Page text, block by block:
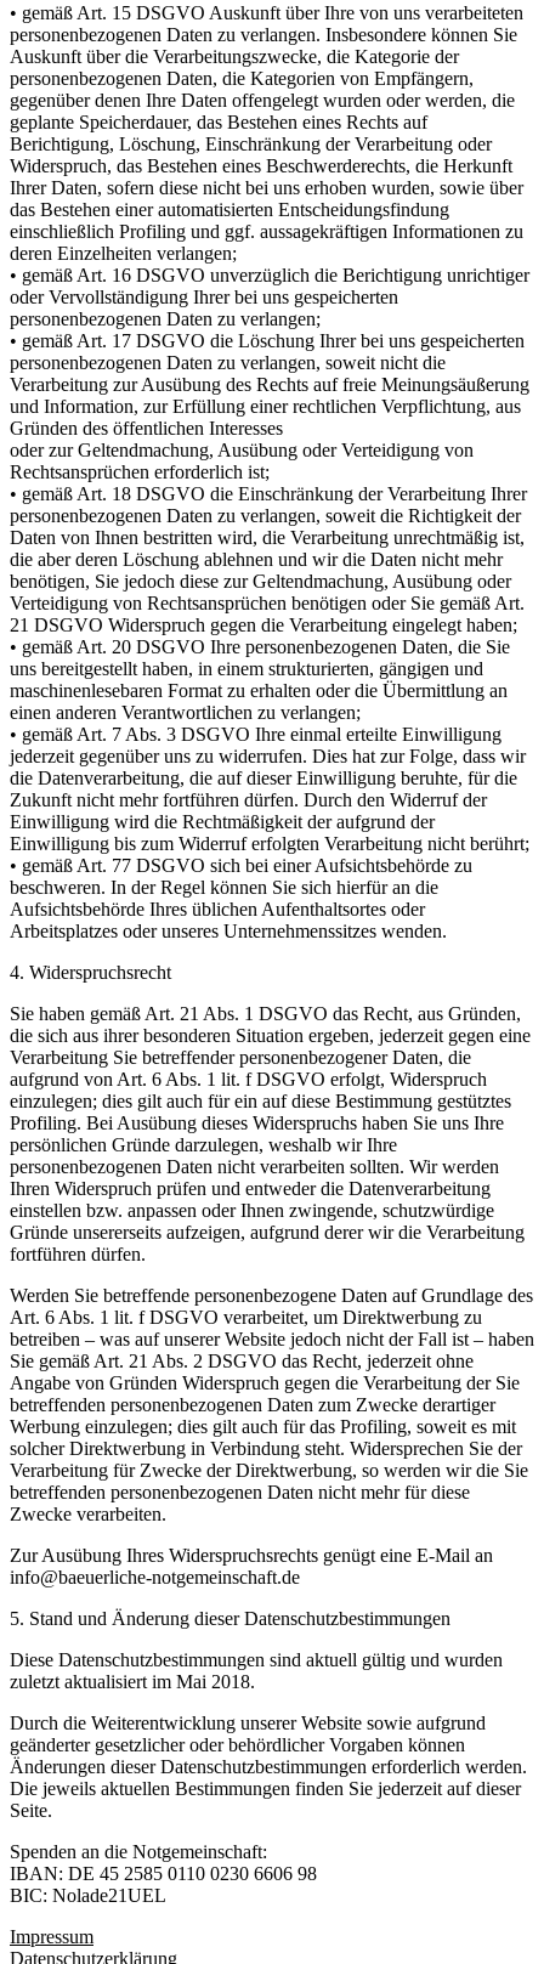
• gemäß Art. 15 DSGVO Auskunft über Ihre von uns verarbeiteten
personenbezogenen Daten zu verlangen. Insbesondere können Sie
Auskunft über die Verarbeitungszwecke, die Kategorie der
personenbezogenen Daten, die Kategorien von Empfängern,
gegenüber denen Ihre Daten offengelegt wurden oder werden, die
geplante Speicherdauer, das Bestehen eines Rechts auf
Berichtigung, Löschung, Einschränkung der Verarbeitung oder
Widerspruch, das Bestehen eines Beschwerderechts, die Herkunft
Ihrer Daten, sofern diese nicht bei uns erhoben wurden, sowie über
das Bestehen einer automatisierten Entscheidungsfindung
einschließlich Profiling und ggf. aussagekräftigen Informationen zu
deren Einzelheiten verlangen;
• gemäß Art. 16 DSGVO unverzüglich die Berichtigung unrichtiger
oder Vervollständigung Ihrer bei uns gespeicherten
personenbezogenen Daten zu verlangen;
• gemäß Art. 17 DSGVO die Löschung Ihrer bei uns gespeicherten
personenbezogenen Daten zu verlangen, soweit nicht die
Verarbeitung zur Ausübung des Rechts auf freie Meinungsäußerung
und Information, zur Erfüllung einer rechtlichen Verpflichtung, aus
Gründen des öffentlichen Interesses
oder zur Geltendmachung, Ausübung oder Verteidigung von
Rechtsansprüchen erforderlich ist;
• gemäß Art. 18 DSGVO die Einschränkung der Verarbeitung Ihrer
personenbezogenen Daten zu verlangen, soweit die Richtigkeit der
Daten von Ihnen bestritten wird, die Verarbeitung unrechtmäßig ist,
die aber deren Löschung ablehnen und wir die Daten nicht mehr
benötigen, Sie jedoch diese zur Geltendmachung, Ausübung oder
Verteidigung von Rechtsansprüchen benötigen oder Sie gemäß Art.
21 DSGVO Widerspruch gegen die Verarbeitung eingelegt haben;
• gemäß Art. 20 DSGVO Ihre personenbezogenen Daten, die Sie
uns bereitgestellt haben, in einem strukturierten, gängigen und
maschinenlesebaren Format zu erhalten oder die Übermittlung an
einen anderen Verantwortlichen zu verlangen;
• gemäß Art. 7 Abs. 3 DSGVO Ihre einmal erteilte Einwilligung
jederzeit gegenüber uns zu widerrufen. Dies hat zur Folge, dass wir
die Datenverarbeitung, die auf dieser Einwilligung beruhte, für die
Zukunft nicht mehr fortführen dürfen. Durch den Widerruf der
Einwilligung wird die Rechtmäßigkeit der aufgrund der
Einwilligung bis zum Widerruf erfolgten Verarbeitung nicht berührt;
• gemäß Art. 77 DSGVO sich bei einer Aufsichtsbehörde zu
beschweren. In der Regel können Sie sich hierfür an die
Aufsichtsbehörde Ihres üblichen Aufenthaltsortes oder
Arbeitsplatzes oder unseres Unternehmenssitzes wenden.
4. Widerspruchsrecht
Sie haben gemäß Art. 21 Abs. 1 DSGVO das Recht, aus Gründen,
die sich aus ihrer besonderen Situation ergeben, jederzeit gegen eine
Verarbeitung Sie betreffender personenbezogener Daten, die
aufgrund von Art. 6 Abs. 1 lit. f DSGVO erfolgt, Widerspruch
einzulegen; dies gilt auch für ein auf diese Bestimmung gestütztes
Profiling. Bei Ausübung dieses Widerspruchs haben Sie uns Ihre
persönlichen Gründe darzulegen, weshalb wir Ihre
personenbezogenen Daten nicht verarbeiten sollten. Wir werden
Ihren Widerspruch prüfen und entweder die Datenverarbeitung
einstellen bzw. anpassen oder Ihnen zwingende, schutzwürdige
Gründe unsererseits aufzeigen, aufgrund derer wir die Verarbeitung
fortführen dürfen.
Werden Sie betreffende personenbezogene Daten auf Grundlage des
Art. 6 Abs. 1 lit. f DSGVO verarbeitet, um Direktwerbung zu
betreiben – was auf unserer Website jedoch nicht der Fall ist – haben
Sie gemäß Art. 21 Abs. 2 DSGVO das Recht, jederzeit ohne
Angabe von Gründen Widerspruch gegen die Verarbeitung der Sie
betreffenden personenbezogenen Daten zum Zwecke derartiger
Werbung einzulegen; dies gilt auch für das Profiling, soweit es mit
solcher Direktwerbung in Verbindung steht. Widersprechen Sie der
Verarbeitung für Zwecke der Direktwerbung, so werden wir die Sie
betreffenden personenbezogenen Daten nicht mehr für diese
Zwecke verarbeiten.
Zur Ausübung Ihres Widerspruchsrechts genügt eine E-Mail an
info@baeuerliche-notgemeinschaft.de
5. Stand und Änderung dieser Datenschutzbestimmungen
Diese Datenschutzbestimmungen sind aktuell gültig und wurden
zuletzt aktualisiert im Mai 2018.
Durch die Weiterentwicklung unserer Website sowie aufgrund
geänderter gesetzlicher oder behördlicher Vorgaben können
Änderungen dieser Datenschutzbestimmungen erforderlich werden.
Die jeweils aktuellen Bestimmungen finden Sie jederzeit auf dieser
Seite.
Spenden an die Notgemeinschaft:
IBAN: DE 45 2585 0110 0230 6606 98
BIC: Nolade21UEL
Impressum
Datenschutzerklärung